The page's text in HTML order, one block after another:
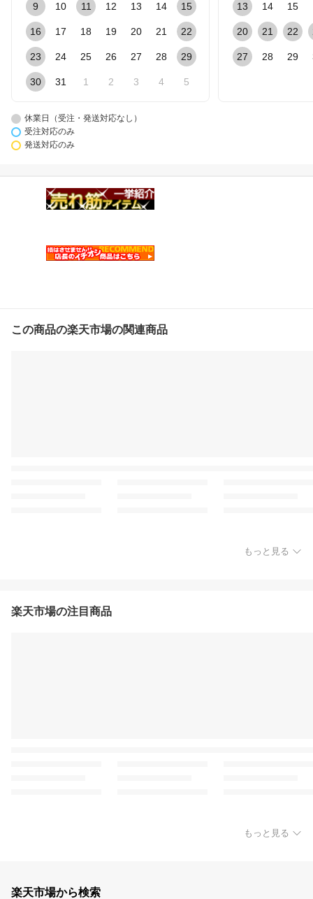
9 10 11 12 13 14 15
16 17 18 19 20 21 22
23 24 25 26 27 28 29
30 31 1 2 3 4 5
13 14 15
20 21 22
27 28 29
休業日（受注・発送対応なし）
受注対応のみ
発送対応のみ
この商品の楽天市場の関連商品
もっと見る
楽天市場の注目商品
もっと見る
楽天市場から検索